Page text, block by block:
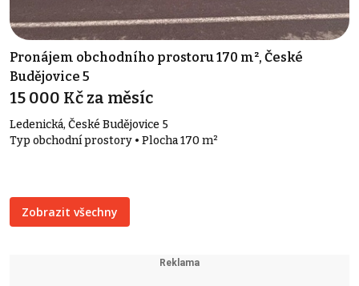
Pronájem obchodního prostoru 170 m², České
Budějovice 5
15 000 Kč za měsíc
Ledenická, České Budějovice 5
Typ obchodní prostory • Plocha 170 m²
Zobrazit všechny